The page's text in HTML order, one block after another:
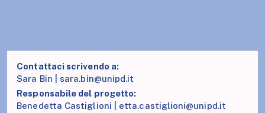
Contattaci scrivendo a:
Sara Bin | sara.bin@unipd.it
Responsabile del progetto:
Benedetta Castiglioni | etta.castiglioni@unipd.it